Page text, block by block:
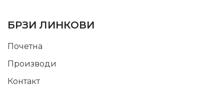
БРЗИ ЛИНКОВИ
Почетна
Производи
Контакт